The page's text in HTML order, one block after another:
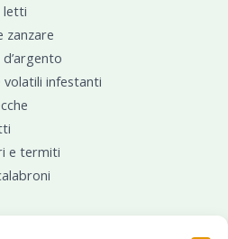
letti
zanzare
volatili infestanti
e termiti